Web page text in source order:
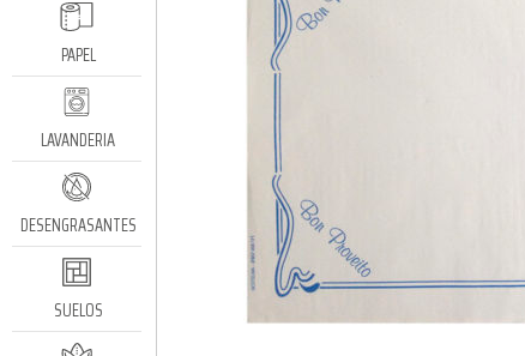
PAPEL
LAVANDERIA
DESENGRASANTES
SUELOS